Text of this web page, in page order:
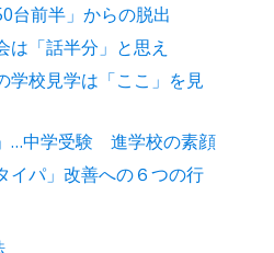
前半」からの脱出
「話半分」と思え
校見学は「ここ」を見
…中学受験 進学校の素顔
イパ」改善への６つの行